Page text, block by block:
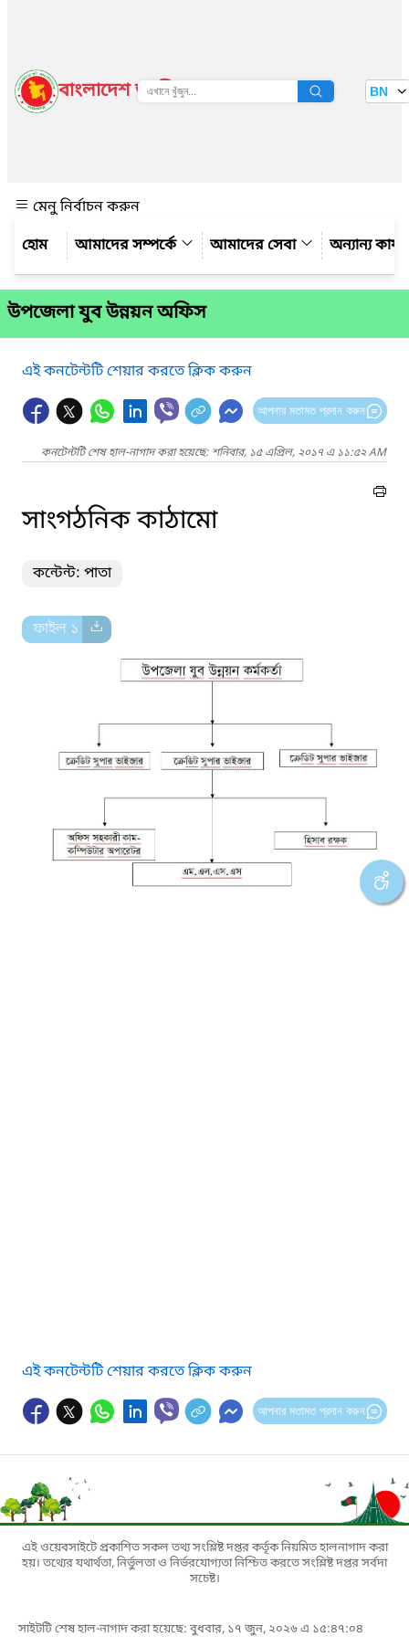
বাংলাদেশ জাতীয় তথ্য বাতায়ন BN
মেনু নির্বাচন করুন
আমাদের সম্পর্কে
আমাদের সেবা অন্যান্য
উপজেলা যুব উন্নয়ন অফিস
এই কনটেন্টটি শেয়ার করতে ক্লিক করুন
আপনার মতামত প্রদান করুন
কনটেন্টটি শেষ হাল-নাগাদ করা হয়েছে: শনিবার, ১৫ এপ্রিল, ২০১৭ এ ১১:৫২ AM
সাংগঠনিক কাঠামো
কন্টেন্ট: পাতা
ফাইল ১
এই কনটেন্টটি শেয়ার করতে ক্লিক করুন
আপনার মতামত প্রদান করুন
এই ওয়েবসাইটে প্রকাশিত সকল তথ্য সংশ্লিষ্ট দপ্তর কর্তৃক নিয়মিত হালনাগাদ করা
হয়। তথ্যের যথার্থতা, নির্ভুলতা ও নির্ভরযোগ্যতা নিশ্চিত করতে সংশ্লিষ্ট দপ্তর সর্বদা
সচেষ্ট।
সাইটটি শেষ হাল-নাগাদ করা হয়েছে: বুধবার, ১৭ জুন, ২০২৬ এ ১৫:৪৭:০৪